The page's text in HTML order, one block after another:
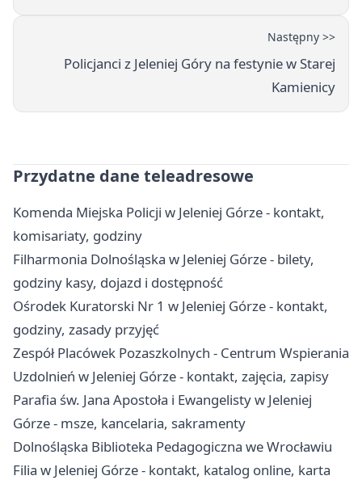
Następny >>
Policjanci z Jeleniej Góry na festynie w Starej
Kamienicy
Przydatne dane teleadresowe
Komenda Miejska Policji w Jeleniej Górze - kontakt,
komisariaty, godziny
Filharmonia Dolnośląska w Jeleniej Górze - bilety,
godziny kasy, dojazd i dostępność
Ośrodek Kuratorski Nr 1 w Jeleniej Górze - kontakt,
godziny, zasady przyjęć
Zespół Placówek Pozaszkolnych - Centrum Wspierania
Uzdolnień w Jeleniej Górze - kontakt, zajęcia, zapisy
Parafia św. Jana Apostoła i Ewangelisty w Jeleniej
Górze - msze, kancelaria, sakramenty
Dolnośląska Biblioteka Pedagogiczna we Wrocławiu
Filia w Jeleniej Górze - kontakt, katalog online, karta